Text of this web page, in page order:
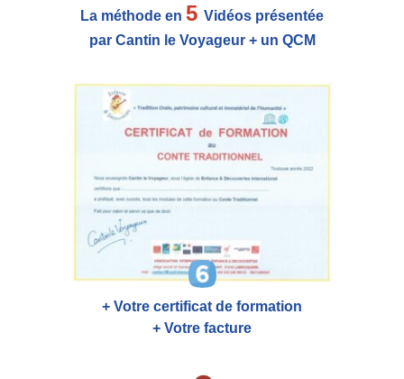
La méthode en 5 Vidéos présentée
par Cantin le Voyageur + un QCM
+ Votre certificat de formation
+ Votre facture